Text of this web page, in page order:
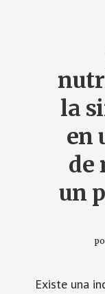
la
en
de
un
Existe una